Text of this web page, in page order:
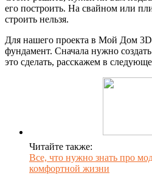
его построить. На свайном или
строить нельзя.
Для нашего проекта в Мой Дом
фундамент. Сначала нужно
это сделать, расскажем в
Читайте также:
Все, что нужно знать про
комфортной жизни